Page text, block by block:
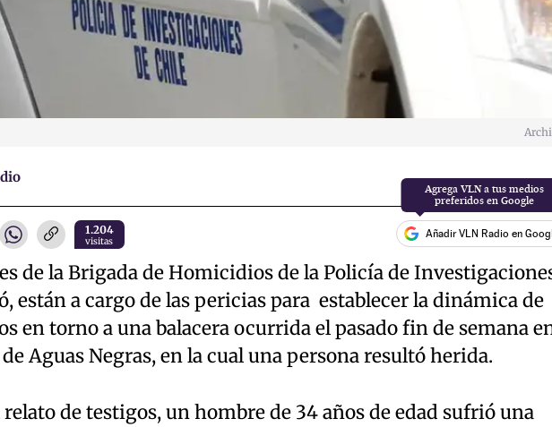
1.204
visitas
Añadir VLN Radio en
de la Brigada de Homicidios de la Policía de
están a cargo de las pericias para establecer la dinámica de
en torno a una balacera ocurrida el pasado fin de semana
Aguas Negras, en la cual una persona resultó herida.
relato de testigos, un hombre de 34 años de edad sufrió una